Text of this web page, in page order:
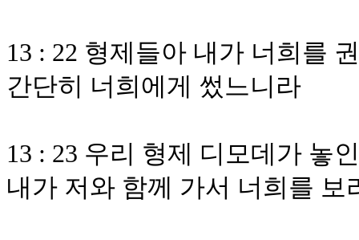
13 : 22 형제들아 내가 너희를
간단히 너희에게 썼느니라
13 : 23 우리 형제 디모데가 놓
내가 저와 함께 가서 너희를 보